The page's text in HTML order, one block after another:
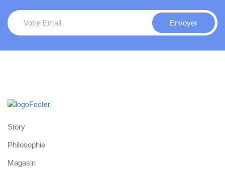
Story
Philosophie
Magasin